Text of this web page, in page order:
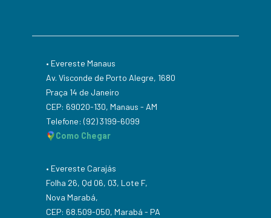
• Evereste Manaus
Av. Visconde de Porto Alegre, 1680
Praça 14 de Janeiro
CEP: 69020-130, Manaus - AM
Telefone: (92) 3199-6099
Como Chegar
• Evereste Carajás
Folha 26, Qd 06, 03, Lote F,
Nova Marabá,
CEP: 68.509-050, Marabá - PA